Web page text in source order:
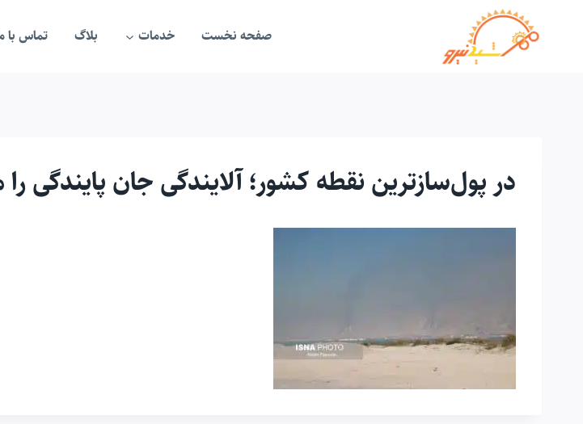
صفحه نخست خدمات بلاگ تماس با
در پول‌سازترین نقطه کشور؛ آلایندگی جان پایندگی